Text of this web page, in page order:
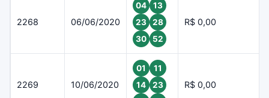
2268 06/06/2020
04
13
23
28
30
52
R$ 0,00
2269 10/06/2020
01
11
14
23
R$ 0,00